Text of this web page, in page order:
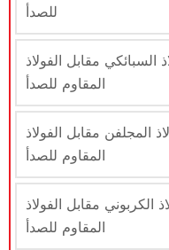
للصدأ
السبائكي مقابل الفولاذ
المقاوم للصدأ
المجلفن مقابل الفولاذ
المقاوم للصدأ
الكربوني مقابل الفولاذ
المقاوم للصدأ